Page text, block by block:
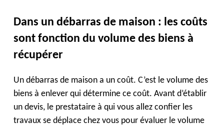
Dans un débarras de maison : les coûts
sont fonction du volume des biens à
récupérer
Un débarras de maison a un coût. C’est le volume des
biens à enlever qui détermine ce coût. Avant d’établir
un devis, le prestataire à qui vous allez confier les
travaux se déplace chez vous pour évaluer le volume